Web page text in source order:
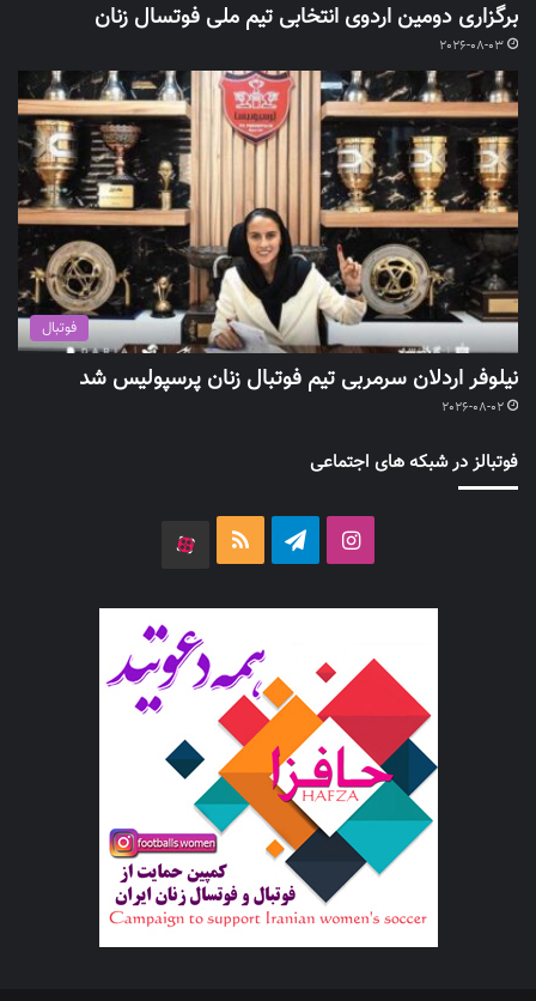
برگزاری دومین اردوی انتخابی تیم ملی فوتسال زنان
2026-08-03
فوتبال
نیلوفر اردلان سرمربی تیم فوتبال زنان پرسپولیس شد
2026-08-02
فوتبالز در شبکه های اجتماعی
اینستاگرامتلگرام خوراک